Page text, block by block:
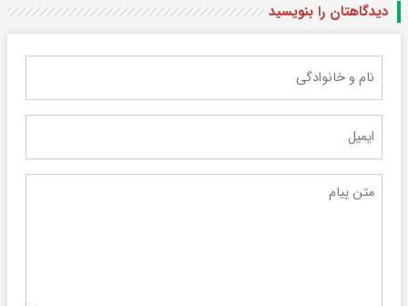
دیدگاهتان را بنویسید